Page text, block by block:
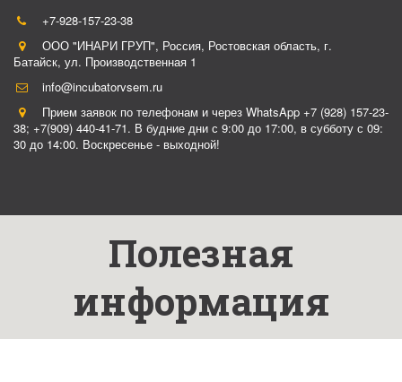
+7-928-157-23-38
ООО "ИНАРИ ГРУП", Россия, Ростовская область, г.
Батайск, ул. Производственная 1
info@incubatorvsem.ru
Прием заявок по телефонам и через WhatsApp +7 (928) 157-23-
38; +7(909) 440-41-71. В будние дни с 9:00 до 17:00, в субботу с 09:
30 до 14:00. Воскресенье - выходной!
Полезная
информация